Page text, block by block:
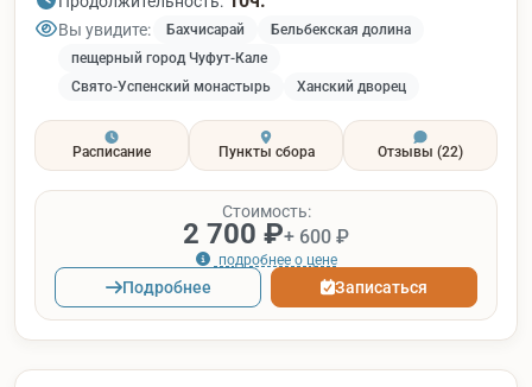
Вы увидите: Бахчисарай
Бельбекская долина
пещерный город Чуфут-Кале
Свято-Успенский монастырь
Ханский дворец
Расписание Пункты сбора Отзывы (22)
Стоимость:
2 700 ₽+ 600 ₽
подробнее о цене
Подробнее Записаться